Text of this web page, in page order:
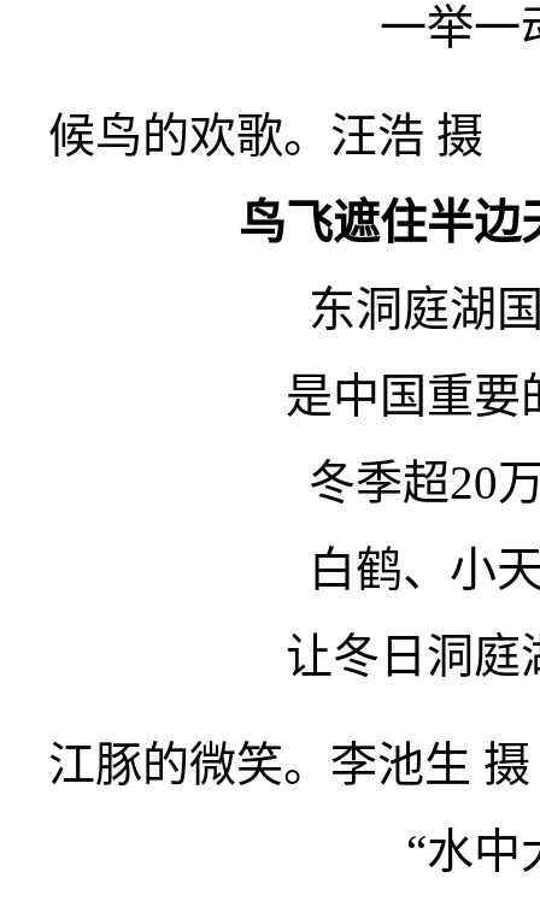
一举一
候鸟的欢歌。汪浩 摄
鸟飞遮住半边
东洞庭湖
是中国重要
冬季超20
白鹤、小
让冬日洞庭
江豚的微笑。李池生 摄
“水中